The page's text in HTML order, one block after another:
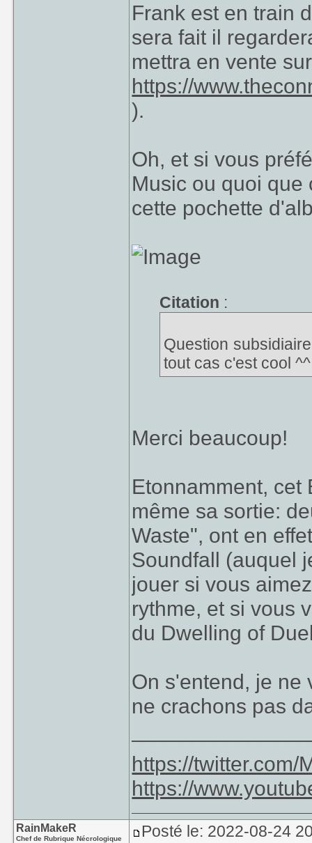
Frank est en train
sera fait il
mettra en vente
https://
).
Oh, et si vous
Music ou quoi que
cette pochette
Citation :
Question
tout cas c'est cool ^^
Merci beaucoup!
Etonnamment, cet
même sa sortie:
Waste", ont en
Soundfall (auquel
jouer si vous
rythme, et si vous
du Dwelling of
On s'entend, je ne
ne crachons pas
https://twitter.com/
https://
RainMakeR
Chef de Rubrique Nécrologique Posté le: 2022-08-24